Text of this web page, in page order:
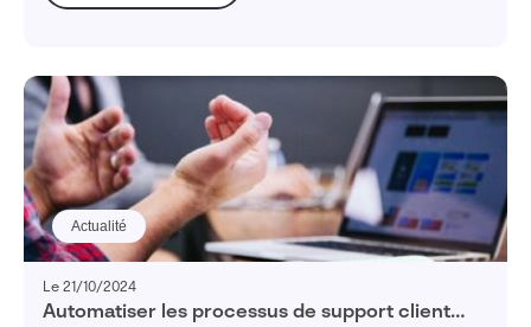
Actualité
Le 21/10/2024
Automatiser les processus de support client